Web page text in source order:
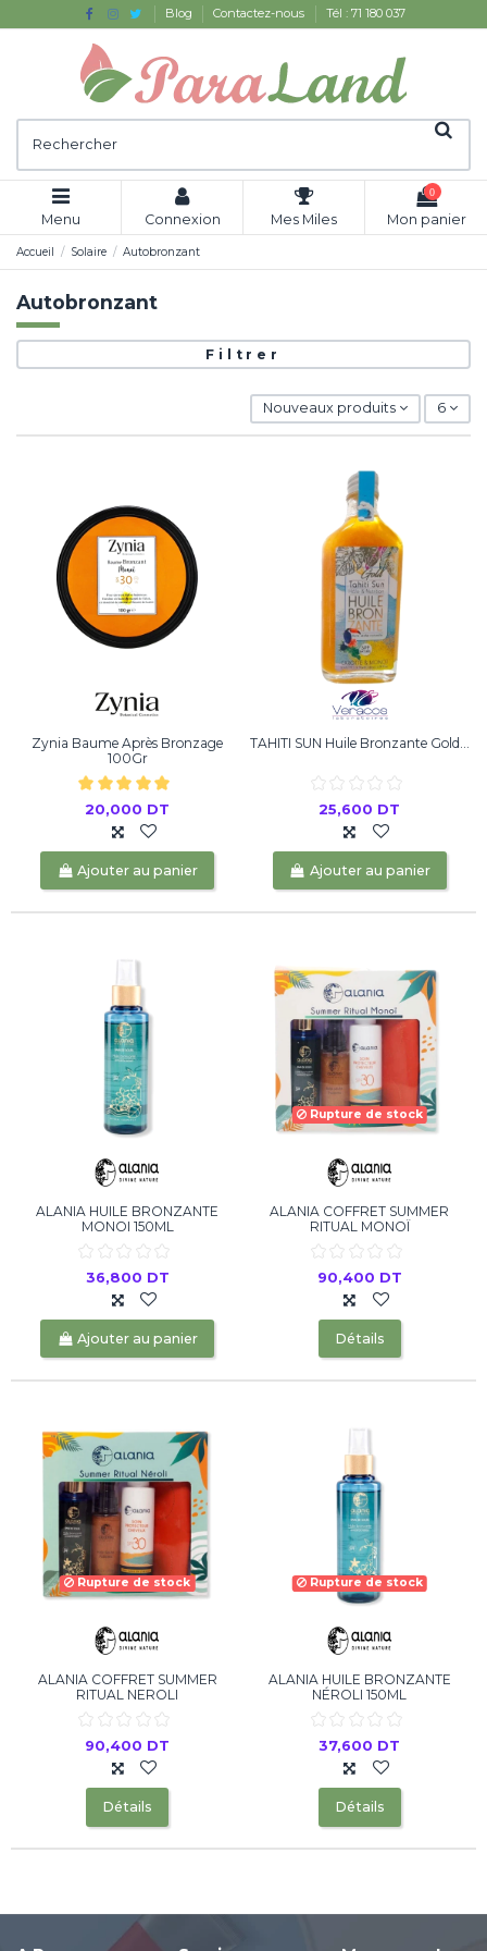
Blog Contactez-nous Tél : 71 180 037
Menu Connexion Mes Miles
0
Mon panier
Accueil Solaire Autobronzant
Autobronzant
Filtrer
Nouveaux produits 6
Zynia Baume Après Bronzage
100Gr
20,000 DT
Ajouter au panier
TAHITI SUN Huile Bronzante Gold...
25,600 DT
Ajouter au panier
ALANIA HUILE BRONZANTE
MONOI 150ML
36,800 DT
Ajouter au panier
Rupture de stock
ALANIA COFFRET SUMMER
RITUAL MONOÏ
90,400 DT
Détails
Rupture de stock
ALANIA COFFRET SUMMER
RITUAL NEROLI
90,400 DT
Détails
Rupture de stock
ALANIA HUILE BRONZANTE
NÉROLI 150ML
37,600 DT
Détails